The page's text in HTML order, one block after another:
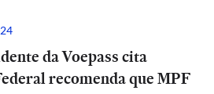
da Voepass cita
recomenda que MPF